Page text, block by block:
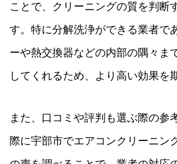
ことで、クリーニングの質を判断
す。特に分解洗浄ができる業者で
ーや熱交換器などの内部の隅々ま
してくれるため、より高い効果を
また、口コミや評判も選ぶ際の参
際に宇部市でエアコンクリーニン